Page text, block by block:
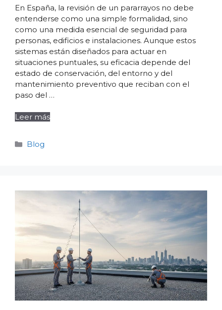
En España, la revisión de un pararrayos no debe
entenderse como una simple formalidad, sino
como una medida esencial de seguridad para
personas, edificios e instalaciones. Aunque estos
sistemas están diseñados para actuar en
situaciones puntuales, su eficacia depende del
estado de conservación, del entorno y del
mantenimiento preventivo que reciban con el
paso del …
Leer más
Categorías
Blog